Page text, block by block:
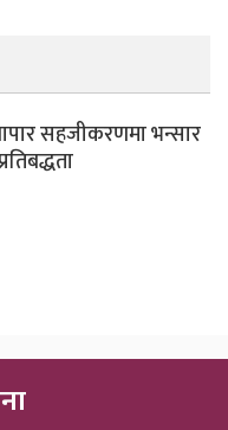
सहजीकरणमा भन्सार